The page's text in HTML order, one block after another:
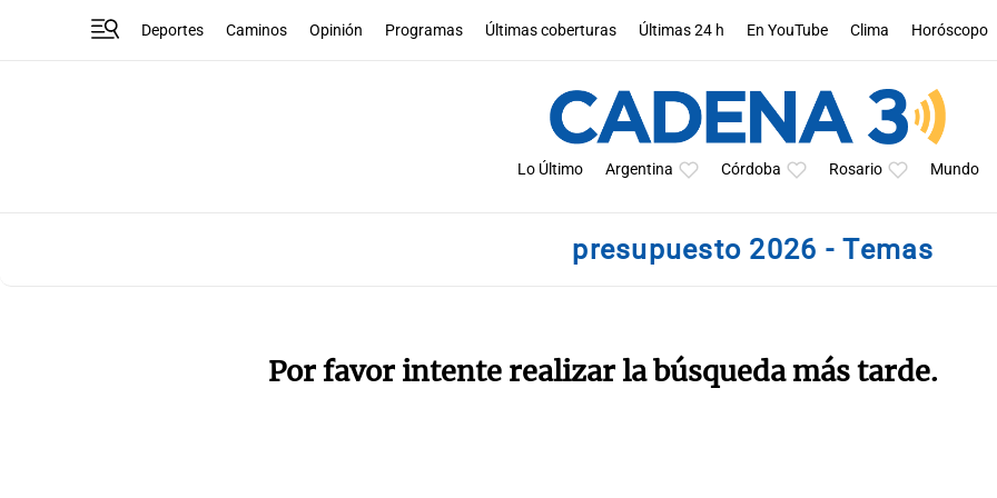
Deportes Caminos Opinión Programas Últimas coberturas Últimas 24 h En YouTube Clima Horóscopo
Lo Último Argentina Córdoba Rosario Mundo
presupuesto 2026 - Temas
Por favor intente realizar la búsqueda más tarde.